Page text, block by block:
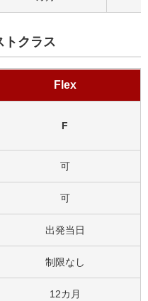
トクラス
Flex
F
可
可
出発当日
制限なし
12カ月